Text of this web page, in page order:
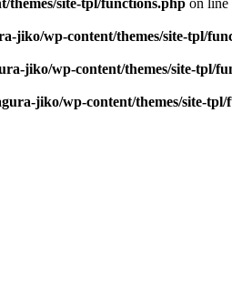
themes/site-tpl/functions.php on line
jiko/wp-content/themes/site-tpl/
jiko/wp-content/themes/site-tpl/
jiko/wp-content/themes/site-